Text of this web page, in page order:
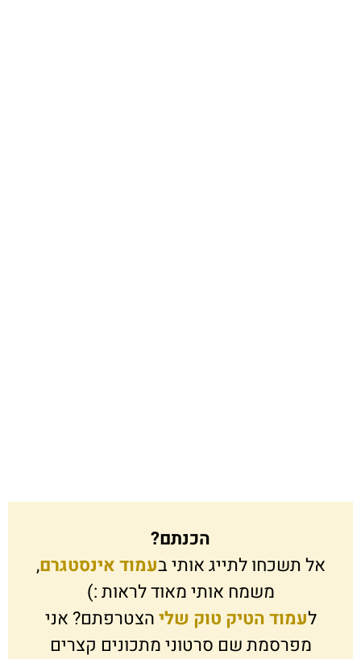
הכנתם?
אל תשכחו לתייג אותי בעמוד אינסטגרם,
משמח אותי מאוד לראות :)
לעמוד הטיק טוק שליהצטרפתם? אני
מפרסמת שם סרטוני מתכונים קצרים